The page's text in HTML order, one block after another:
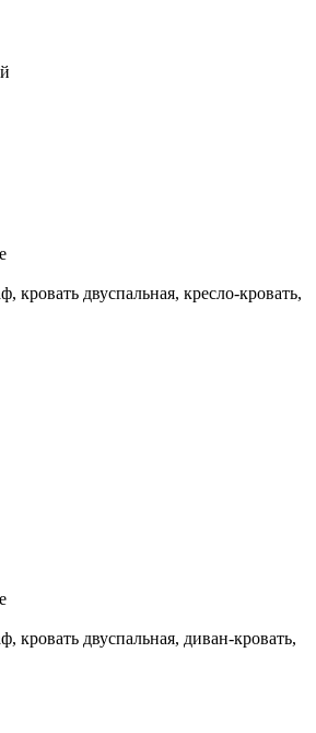
кровать двуспальная, кресло-кровать,
кровать двуспальная, диван-кровать,